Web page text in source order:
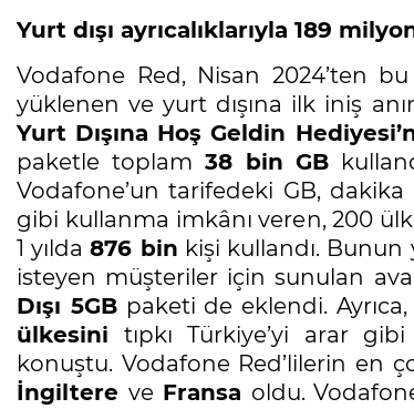
Yurt dışı ayrıcalıklarıyla 189
Vodafone Red, Nisan 2024’ten
yüklenen ve yurt dışına ilk iniş
Yurt Dışına Hoş Geldin
paketle toplam 38 bin GB
Vodafone’un tarifedeki GB, dakika
gibi kullanma imkânı veren, 200
1 yılda876 bin kişi kullandı. Bunun
isteyen müşteriler için sunulan
Dışı 5GBpaketi de eklendi. Ayrıca,
ülkesini tıpkı Türkiye’yi arar
konuştu. Vodafone Red’lilerin en
İngiltere veFransa oldu.